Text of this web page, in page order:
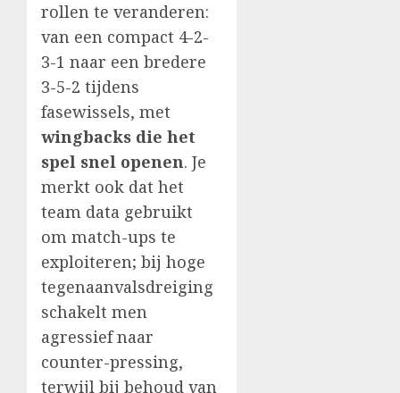
rollen te veranderen:
van een compact 4-2-
3-1 naar een bredere
3-5-2 tijdens
fasewissels, met
wingbacks die het
spel snel openen. Je
merkt ook dat het
team data gebruikt
om match-ups te
exploiteren; bij hoge
tegenaanvalsdreiging
schakelt men
agressief naar
counter-pressing,
terwijl bij behoud van